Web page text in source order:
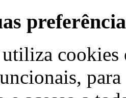
cookies